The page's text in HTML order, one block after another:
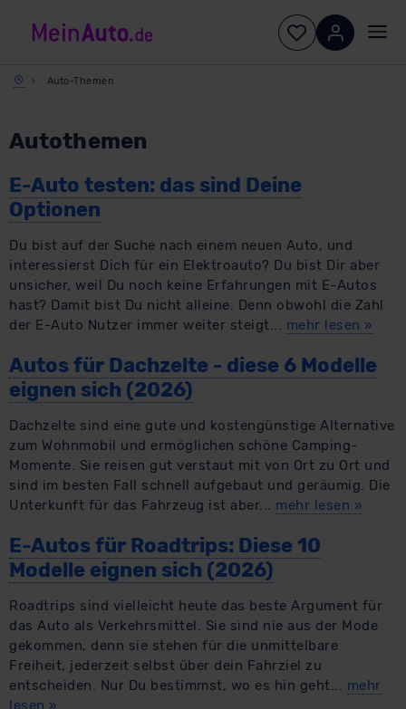
Auto-Themen
Autothemen
E-Auto testen: das sind Deine
Optionen
​Du bist auf der Suche nach einem neuen Auto, und
interessierst Dich für ein Elektroauto? Du bist Dir aber
unsicher, weil Du noch keine Erfahrungen mit E-Autos
hast? Damit bist Du nicht alleine. Denn obwohl die Zahl
der E-Auto Nutzer immer weiter steigt... mehr lesen »
Autos für Dachzelte - diese 6 Modelle
eignen sich (2026)
​Dachzelte sind eine gute und kostengünstige Alternative
zum Wohnmobil und ermöglichen schöne Camping-
Momente. Sie reisen gut verstaut mit von Ort zu Ort und
sind im besten Fall schnell aufgebaut und geräumig. Die
Unterkunft für das Fahrzeug ist aber... mehr lesen »
E-Autos für Roadtrips: Diese 10
Modelle eignen sich (2026)
Roadtrips sind vielleicht heute das beste Argument für
das Auto als Verkehrsmittel. Sie sind nie aus der Mode
gekommen, denn sie stehen für die unmittelbare
Freiheit, jederzeit selbst über dein Fahrziel zu
entscheiden. Nur Du bestimmst, wo es hin geht... mehr
lesen »